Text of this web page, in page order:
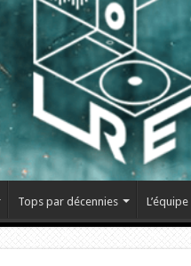
Tops par décennies L’équipe